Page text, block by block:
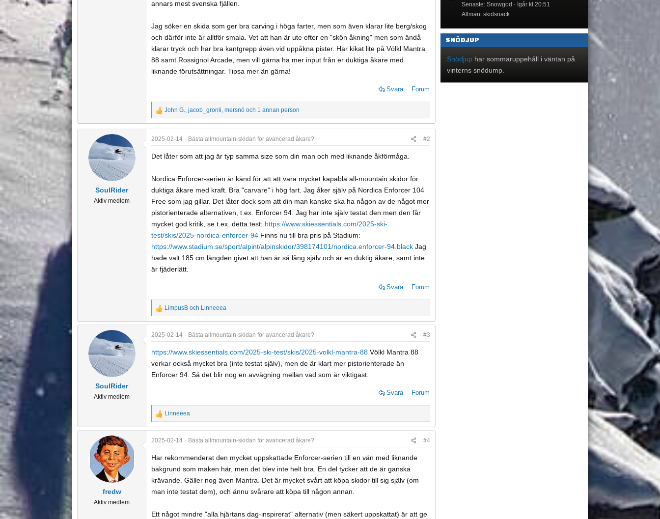
annars mest svenska fjällen.
Jag söker en skida som ger bra carving i höga farter, men som även klarar lite berg/skog
och därför inte är alltför smala. Vet att han är ute efter en "skön åkning" men som ändå
klarar tryck och har bra kantgrepp även vid uppåkna pister. Har kikat lite på Völkl Mantra
88 samt Rossignol Arcade, men vill gärna ha mer input från er duktiga åkare med
liknande förutsättningar. Tipsa mer än gärna!
Svara Forum
R
e
t
n
s
:
John G., jacob_gronli, mersnö och 1 annan person
SoulRider
Aktiv medlem
2025-02-14 Bästa allmountain-skidan för avancerad åkare? #2
Det låter som att jag är typ samma size som din man och med liknande åkförmåga.
Nordica Enforcer-serien är känd för att att vara mycket kapabla all-mountain skidor för
duktiga åkare med kraft. Bra "carvare" i hög fart. Jag åker själv på Nordica Enforcer 104
Free som jag gillar. Det låter dock som att din man kanske ska ha någon av de något mer
pistorienterade alternativen, t.ex. Enforcer 94. Jag har inte själv testat den men den får
mycket god kritik, se t.ex. detta test: https://www.skiessentials.com/2025-ski-
test/skis/2025-nordica-enforcer-94 Finns nu till bra pris på Stadium:
https://www.stadium.se/sport/alpint/alpinskidor/398174101/nordica.enforcer-94.black Jag
hade valt 185 cm längden givet att han är så lång själv och är en duktig åkare, samt inte
är fjäderlätt.
Svara Forum
R
e
a
c
t
i
o
LimpusB och Linneeea
SoulRider
Aktiv medlem
2025-02-14 Bästa allmountain-skidan för avancerad åkare? #3
https://www.skiessentials.com/2025-ski-test/skis/2025-volkl-mantra-88 Völkl Mantra 88
verkar också mycket bra (inte testat själv), men de är klart mer pistorienterade än
Enforcer 94. Så det blir nog en avvägning mellan vad som är viktigast.
Svara Forum
R
e
a
c
t
i
s
Linneeea
fredw
Aktiv medlem
2025-02-14 Bästa allmountain-skidan för avancerad åkare? #4
Har rekommenderat den mycket uppskattade Enforcer-serien till en vän med liknande
bakgrund som maken här, men det blev inte helt bra. En del tycker att de är ganska
krävande. Gäller nog även Mantra. Det är mycket svårt att köpa skidor till sig själv (om
man inte testat dem), och ännu svårare att köpa till någon annan.
Ett något mindre "alla hjärtans dag-inspirerat" alternativ (men säkert uppskattat) är att ge
Senaste: Snowgod
Igår kl 20:51
Allmänt skidsnack
SNÖDJUP
Snödjup har sommaruppehåll i väntan på
vinterns snödump.